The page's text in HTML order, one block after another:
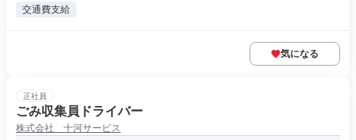
交通費支給
気になる
正社員
ごみ収集員ドライバー
株式会社 十河サービス